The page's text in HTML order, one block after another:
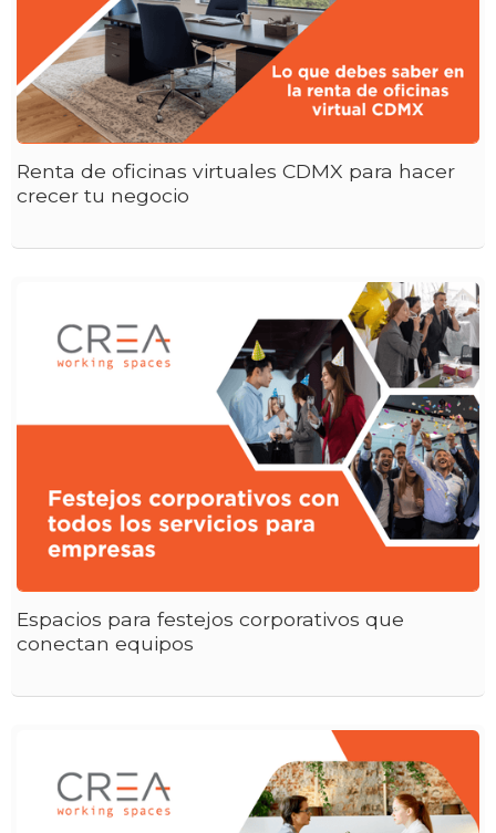
Renta de oficinas virtuales CDMX para hacer
crecer tu negocio
Espacios para festejos corporativos que
conectan equipos